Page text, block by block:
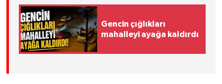
Gencin çığlıkları
mahalleyi ayağa kaldırdı